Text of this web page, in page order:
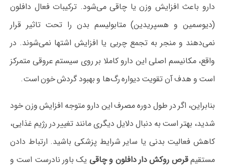
دارو باعث افزایش وزن یا چاقی می‌شود. ترکیبات فعال دافلون
(دیوسمین و هسپریدین) متابولیسم بدن را تحت تاثیر قرار
نمی‌دهند و منجر به تجمع چربی یا افزایش اشتها نمی‌شوند. در
واقع، مکانیسم اصلی این دارو کاملا بر روی سیستم عروقی متمرکز
است و هدف آن تقویت دیواره رگ‌ها و بهبود گردش خون است.
بنابراین، اگر در طول دوره مصرف این دارو متوجه افزایش وزن خود
شدید، بهتر است به دنبال دلایل دیگری مانند تغییر در رژیم غذایی،
کاهش فعالیت بدنی یا سایر شرایط پزشکی باشید. ارتباط دادن
مستقیمقرص روکش دار دافلون و چاقی یک باور نادرست است و